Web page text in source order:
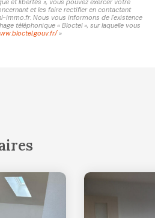
et les faire rectifier en contactant
immo.fr. Nous vous informons de l'existence
téléphonique « Bloctel », sur laquelle vous
»